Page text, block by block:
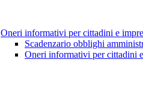
Oneri informativi per cittadini e
Scadenzario obblighi
Oneri informativi per cittadini